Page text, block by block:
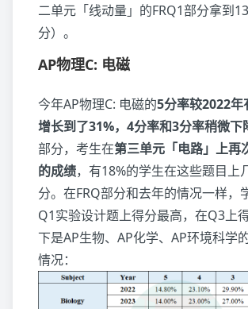
二单元「线动量」的FRQ1部分拿到
分）。
AP物理C: 电磁
今年AP物理C: 电磁的5分率较2022年
增长到了31%，4分率和3分率稍微下
部分，考生在第三单元「电路」上再
的成绩，有18%的学生在这些题目上
分。在FRQ部分和去年的情况一样，
Q1实验设计题上得分最高，在Q3上
下是AP生物、AP化学、AP环境科学
情况：